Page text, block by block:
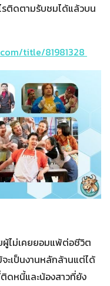
รติดตามรับชมได้แล้วบน
title/81981328
ไม่เคยยอมแพ้ต่อชีวิต
ะเป็นงานหลักล้านแต่ได้
ดหนี้และน้องสาวที่ยัง